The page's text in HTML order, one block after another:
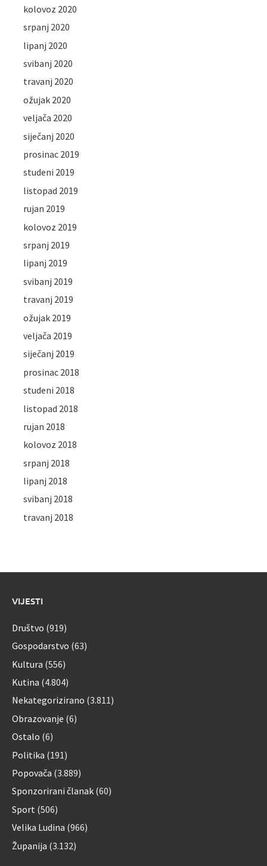
kolovoz 2020
srpanj 2020
lipanj 2020
svibanj 2020
travanj 2020
ožujak 2020
veljača 2020
siječanj 2020
prosinac 2019
studeni 2019
listopad 2019
rujan 2019
kolovoz 2019
srpanj 2019
lipanj 2019
svibanj 2019
travanj 2019
ožujak 2019
veljača 2019
siječanj 2019
prosinac 2018
studeni 2018
listopad 2018
rujan 2018
kolovoz 2018
srpanj 2018
lipanj 2018
svibanj 2018
travanj 2018
VIJESTI
Društvo (919)
Gospodarstvo (63)
Kultura (556)
Kutina (4.804)
Nekategorizirano (3.811)
Obrazovanje (6)
Ostalo (6)
Politika (191)
Popovača (3.889)
Sponzorirani članak (60)
Sport (506)
Velika Ludina (966)
Županija (3.132)